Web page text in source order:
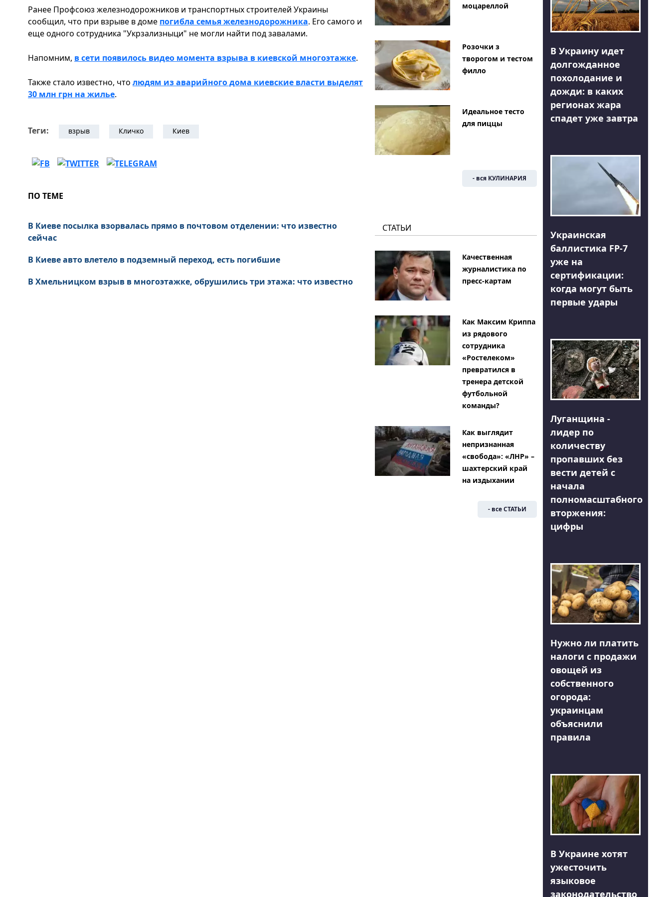
Ранее Профсоюз железнодорожников и транспортных строителей Украины
сообщил, что при взрыве в доме погибла семья железнодорожника. Его самого и
еще одного сотрудника "Укрзализныци" не могли найти под завалами.
Напомним, в сети появилось видео момента взрыва в киевской многоэтажке.
Также стало известно, что людям из аварийного дома киевские власти выделят
30 млн грн на жилье.
Теги: взрыв Кличко Киев
ПО ТЕМЕ
В Киеве посылка взорвалась прямо в почтовом отделении: что известно
сейчас
В Киеве авто влетело в подземный переход, есть погибшие
В Хмельницком взрыв в многоэтажке, обрушились три этажа: что известно
моцареллой
Розочки з
творогом и тестом
филло
Идеальное тесто
для пиццы
- вся КУЛИНАРИЯ
СТАТЬИ
Качественная
журналистика по
пресс-картам
Как Максим Криппа
из рядового
сотрудника
«Ростелеком»
превратился в
тренера детской
футбольной
команды?
Как выглядит
непризнанная
«свобода»: «ЛНР» –
шахтерский край
на издыхании
- все СТАТЬИ
В Украину идет
долгожданное
похолодание и
дожди: в каких
регионах жара
спадет уже завтра
Украинская
баллистика FP-7
уже на
сертификации:
когда могут быть
первые удары
Луганщина -
лидер по
количеству
пропавших без
вести детей с
начала
полномасштабного
вторжения:
цифры
Нужно ли платить
налоги с продажи
овощей из
собственного
огорода:
украинцам
объяснили
правила
В Украине хотят
ужесточить
языковое
законодательство